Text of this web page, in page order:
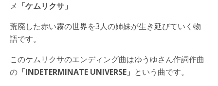
メ 「ケムリクサ」
荒廃した赤い霧の世界を3人の姉妹が生き延びていく物
語です。
このケムリクサのエンディング曲はゆうゆさん作詞作曲
の 「INDETERMINATE UNIVERSE」 という曲です。